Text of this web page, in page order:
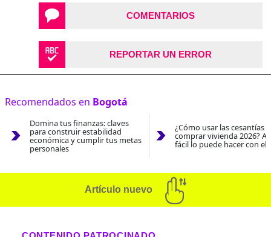
COMENTARIOS
REPORTAR UN ERROR
Recomendados en Bogotá
Domina tus finanzas: claves
para construir estabilidad
económica y cumplir tus metas
personales
¿Cómo usar las cesantías
comprar vivienda 2026?
fácil lo puede hacer con el
Artículo nuevo